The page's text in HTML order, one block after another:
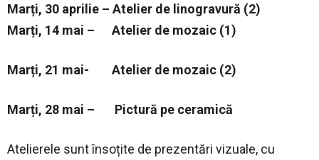
Marți, 30 aprilie – Atelier de linogravură (2)
Marți, 14 mai – Atelier de mozaic (1)
Marți, 21 mai- Atelier de mozaic (2)
Marți, 28 mai – Pictură pe ceramică
Atelierele sunt însoțite de prezentări vizuale, cu